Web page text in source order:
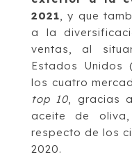
2021, y que
a la
ventas, al
Estados Unidos
los cuatro
top 10, gracias
aceite de
respecto de los
2020.